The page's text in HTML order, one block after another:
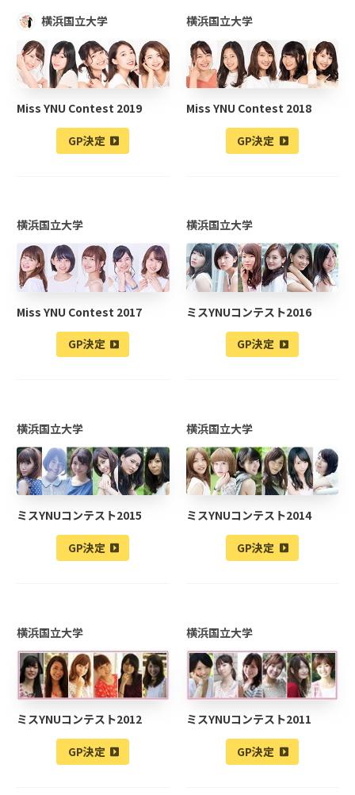
横浜国立大学
Miss YNU Contest 2019
GP決定
横浜国立大学
Miss YNU Contest 2018
GP決定
横浜国立大学
Miss YNU Contest 2017
GP決定
横浜国立大学
ミスYNUコンテスト2016
GP決定
横浜国立大学
ミスYNUコンテスト2015
GP決定
横浜国立大学
ミスYNUコンテスト2014
GP決定
横浜国立大学
ミスYNUコンテスト2012
GP決定
横浜国立大学
ミスYNUコンテスト2011
GP決定